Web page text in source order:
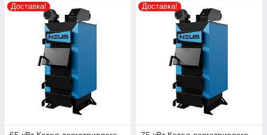
Доставка! Доставка!